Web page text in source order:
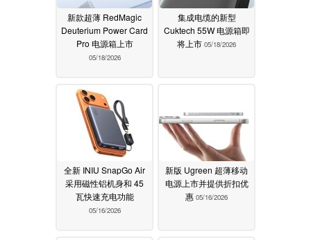
新款超薄 RedMagic
Deuterium Power Card
Pro 电源箱上市
05/18/2026
集成电缆的新型
Cuktech 55W 电源箱即
将上市 05/18/2026
全新 INIU SnapGo Air
采用磁性铝机身和 45
瓦快速充电功能
05/16/2026
新版 Ugreen 超薄移动
电源上市并提供折扣优
惠 05/16/2026